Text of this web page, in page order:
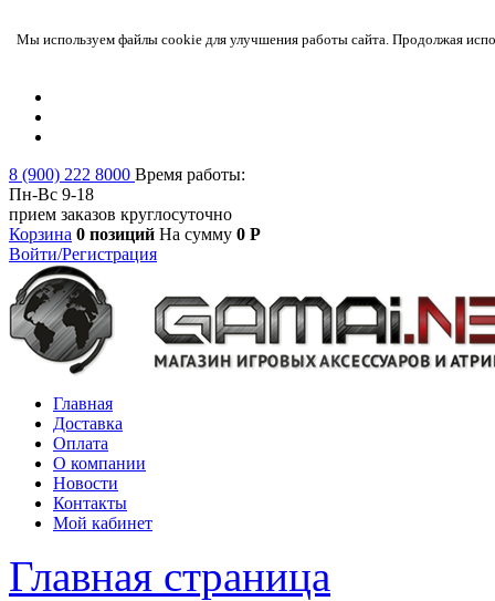
Мы используем файлы cookie для улучшения работы сайта. Продолжая
8 (900) 222 8000 Время работы:
Пн-Вс 9-18
прием заказов круглосуточно
Корзина 0 позиций На сумму 0 Р
Войти/Регистрация
Главная
Доставка
Оплата
О компании
Новости
Контакты
Мой кабинет
Главная страница